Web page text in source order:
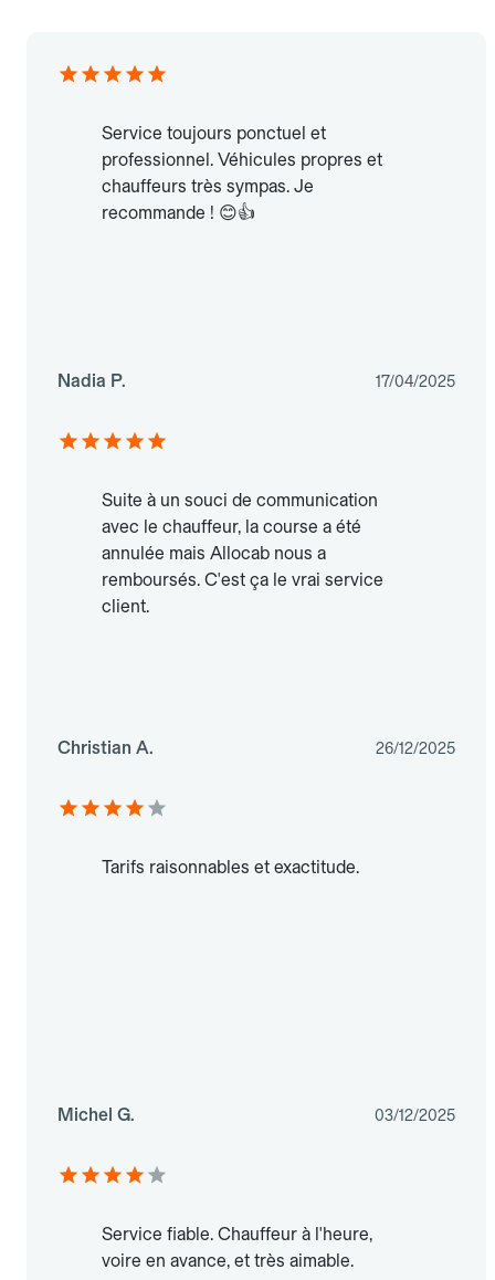
Service toujours ponctuel et
professionnel. Véhicules propres et
chauffeurs très sympas. Je
recommande ! 😊👍
Nadia P. 17/04/2025
Suite à un souci de communication
avec le chauffeur, la course a été
annulée mais Allocab nous a
remboursés. C'est ça le vrai service
client.
Christian A. 26/12/2025
Tarifs raisonnables et exactitude.
Michel G. 03/12/2025
Service fiable. Chauffeur à l'heure,
voire en avance, et très aimable.